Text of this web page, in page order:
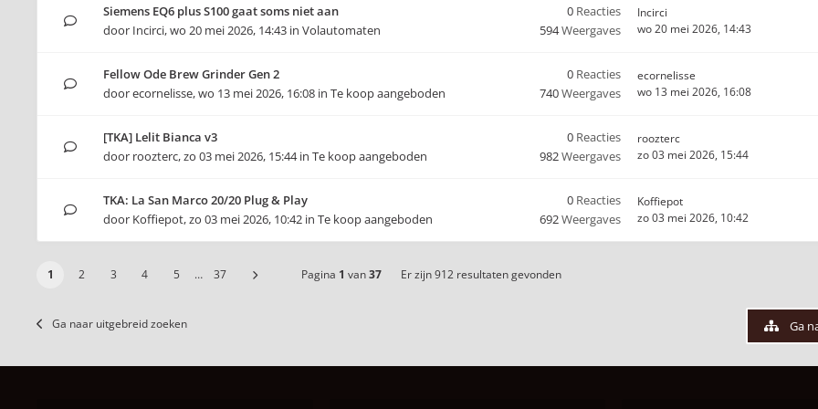
Siemens EQ6 plus S100 gaat soms niet aan
door Incirci,wo 20 mei 2026, 14:43 in Volautomaten
0 Reacties
594Weergaves
Incirci
wo 20 mei 2026, 14:43
Fellow Ode Brew Grinder Gen 2
doorecornelisse,wo 13 mei 2026, 16:08 in Te koop aangeboden
0 Reacties
740Weergaves
ecornelisse
wo 13 mei 2026, 16:08
[TKA] Lelit Bianca v3
door roozterc,zo 03 mei 2026, 15:44in Te koop aangeboden
0 Reacties
982Weergaves
roozterc
zo 03 mei 2026, 15:44
TKA: La San Marco 20/20 Plug & Play
door Koffiepot,zo 03 mei 2026, 10:42 in Te koop aangeboden
0 Reacties
692Weergaves
Koffiepot
zo 03 mei 2026, 10:42
1 2 3 4 5 … 37 Pagina 1 van37 Er zijn 912 resultaten gevonden
Ga naar uitgebreid zoeken Ga